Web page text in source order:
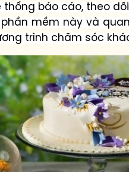
báo cáo, theo
mềm này và
trình chăm sóc